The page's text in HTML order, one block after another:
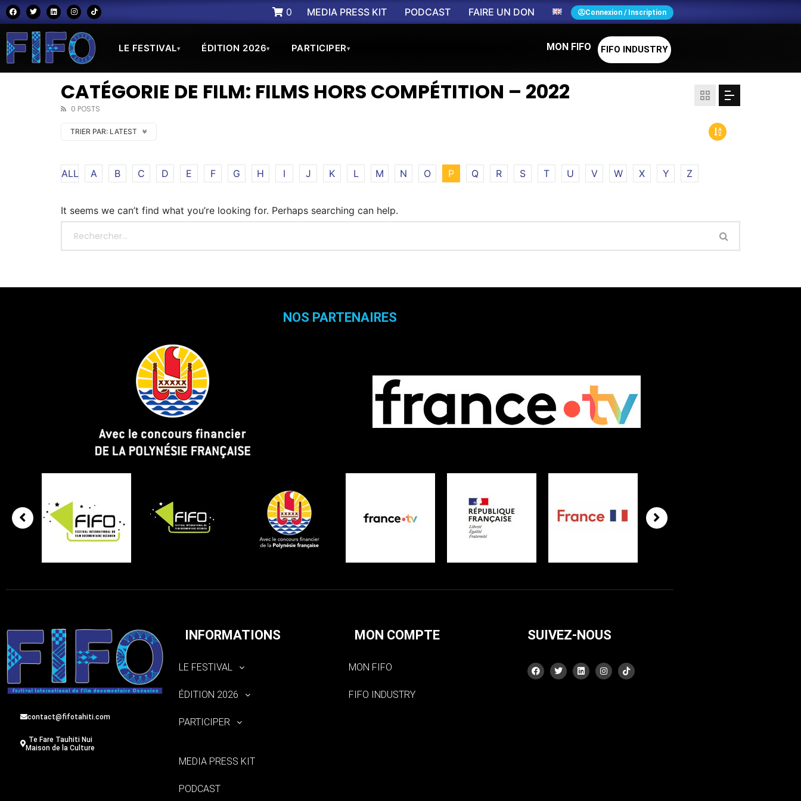
0 MEDIA PRESS KIT PODCAST FAIRE UN DON Connexion / Inscription
LE FESTIVAL▾ ÉDITION 2026▾ PARTICIPER▾ MON FIFO FIFO INDUSTRY
CATÉGORIE DE FILM: FILMS HORS COMPÉTITION – 2022
0 POSTS
TRIER PAR: LATEST
ALL A B C D E F G H I J K L M N O P Q R S T U V W X Y Z
It seems we can’t find what you’re looking for. Perhaps searching can help.
NOS PARTENAIRES
contact@fifotahiti.com
Te Fare Tauhiti Nui
Maison de la Culture
INFORMATIONS
LE FESTIVAL
ÉDITION 2026
PARTICIPER
MEDIA PRESS KIT
PODCAST
MON COMPTE
MON FIFO
FIFO INDUSTRY
SUIVEZ-NOUS